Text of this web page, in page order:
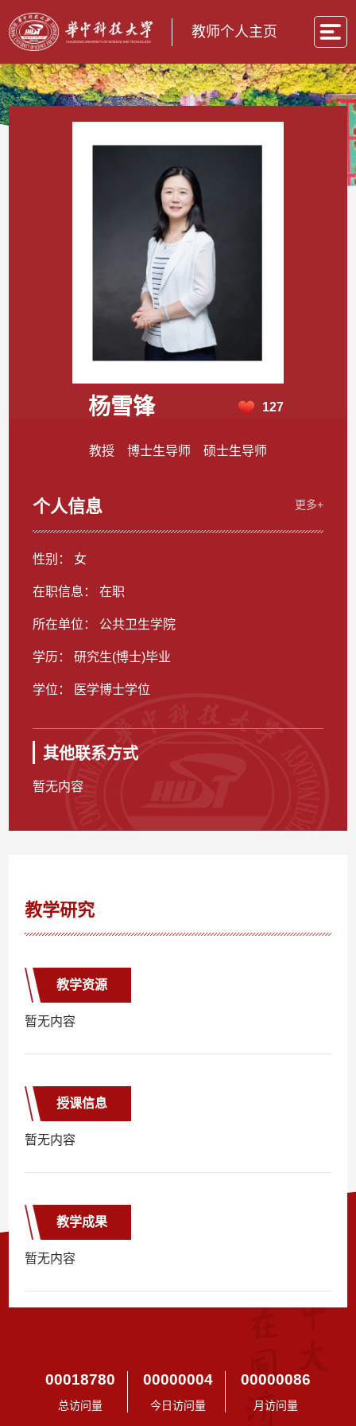
教师个人主页
杨雪锋 127
教授 博士生导师 硕士生导师
个人信息 更多+
性别： 女
在职信息： 在职
所在单位： 公共卫生学院
学历： 研究生(博士)毕业
学位： 医学博士学位
其他联系方式
暂无内容
教学研究
教学资源
暂无内容
授课信息
暂无内容
教学成果
暂无内容
00018780
总访问量
00000004
今日访问量
00000086
月访问量